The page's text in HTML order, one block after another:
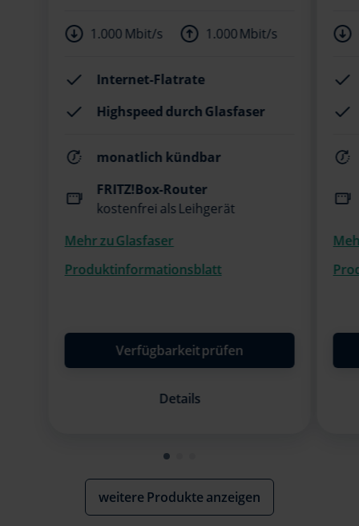
1.000 Mbit/s 1.000 Mbit/s
Internet-Flatrate
Highspeed durch Glasfaser
monatlich kündbar
FRITZ!Box-Router
kostenfrei als Leihgerät
Mehr zu Glasfaser
Produktinformationsblatt
Verfügbarkeit prüfen
Details
weitere Produkte anzeigen